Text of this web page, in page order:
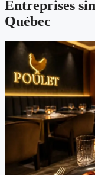
Entreprises
Québec